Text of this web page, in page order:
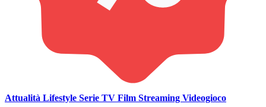
Attualità Lifestyle Serie TV Film Streaming Videogioco